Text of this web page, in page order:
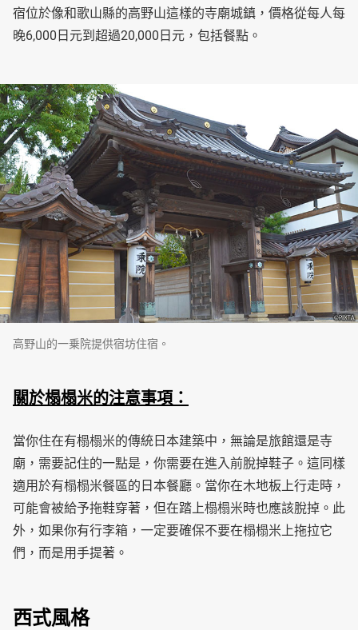
宿位於像和歌山縣的高野山這樣的寺廟城鎮，價格從每人每
晚6,000日元到超過20,000日元，包括餐點。
高野山的一乗院提供宿坊住宿。
關於榻榻米的注意事項：
當你住在有榻榻米的傳統日本建築中，無論是旅館還是寺
廟，需要記住的一點是，你需要在進入前脫掉鞋子。這同樣
適用於有榻榻米餐區的日本餐廳。當你在木地板上行走時，
可能會被給予拖鞋穿著，但在踏上榻榻米時也應該脫掉。此
外，如果你有行李箱，一定要確保不要在榻榻米上拖拉它
們，而是用手提著。
西式風格